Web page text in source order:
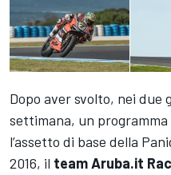
Dopo aver svolto, nei due
settimana, un
l’assetto di base della
2016, il team Aruba.it